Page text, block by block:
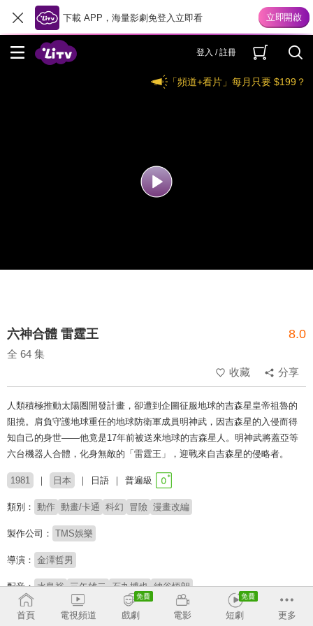
下載 APP，海量影劇免登入立即看
登入 / 註冊
「頻道+看片」每月只要 $199？
六神合體 雷霆王 8.0
全 64 集
收藏
分享
人類積極推動太陽圏開發計畫，卻遭到企圖征服地球的吉森星皇帝祖魯的
阻撓。肩負守護地球重任的地球防衛軍成員明神武，因吉森星的入侵而得
知自己的身世——他竟是17年前被送來地球的吉森星人。明神武將蓋亞等
六台機器人合體，化身無敵的「雷霆王」，迎戰來自吉森星的侵略者。
1981 日本 日語 普遍級
類別： 動作 動畫/卡通 科幻 冒險 漫畫改編
製作公司： TMS娛樂
導演： 金澤哲男
配音： 水島裕 三矢雄二 石丸博也 納谷悟朗
原著： 橫山光輝
首頁 電視頻道 戲劇 電影 短劇 更多